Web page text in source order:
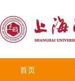
首页